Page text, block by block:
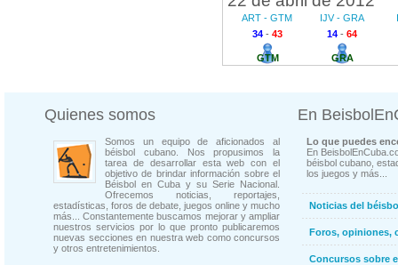
ART - GTM
34- 43
GTM
IJV - GRA
14 - 64
GRA
Quienes somos
Somos un equipo de aficionados al
béisbol cubano. Nos propusimos la
tarea de desarrollar esta web con el
objetivo de brindar información sobre el
Béisbol en Cuba y su Serie Nacional.
Ofrecemos noticias, reportajes,
estadísticas, foros de debate, juegos online y mucho
más... Constantemente buscamos mejorar y ampliar
nuestros servicios por lo que pronto publicaremos
nuevas secciones en nuestra web como concursos
y otros entretenimientos.
En
Lo que puedes
En
béisbol cubano,
los juegos y más...
Noticias del
Foros, opiniones,
Concursos sobre